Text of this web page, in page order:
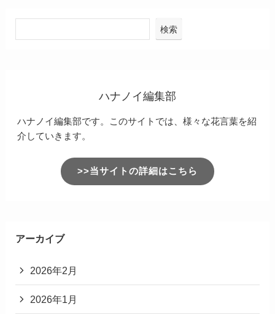
検索
ハナノイ編集部
ハナノイ編集部です。このサイトでは、様々な花言葉を紹
介していきます。
>>当サイトの詳細はこちら
アーカイブ
2026年2月
2026年1月